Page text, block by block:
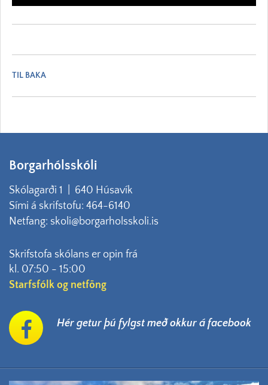
TIL BAKA
Borgarhólsskóli
Skólagarði 1 | 640 Húsavík
Sími á skrifstofu: 464-6140
Netfang: skoli@borgarholsskoli.is
Skrifstofa skólans er opin frá
kl. 07:50 - 15:00
Starfsfólk og netföng
Hér getur þú fylgst með okkur á facebook